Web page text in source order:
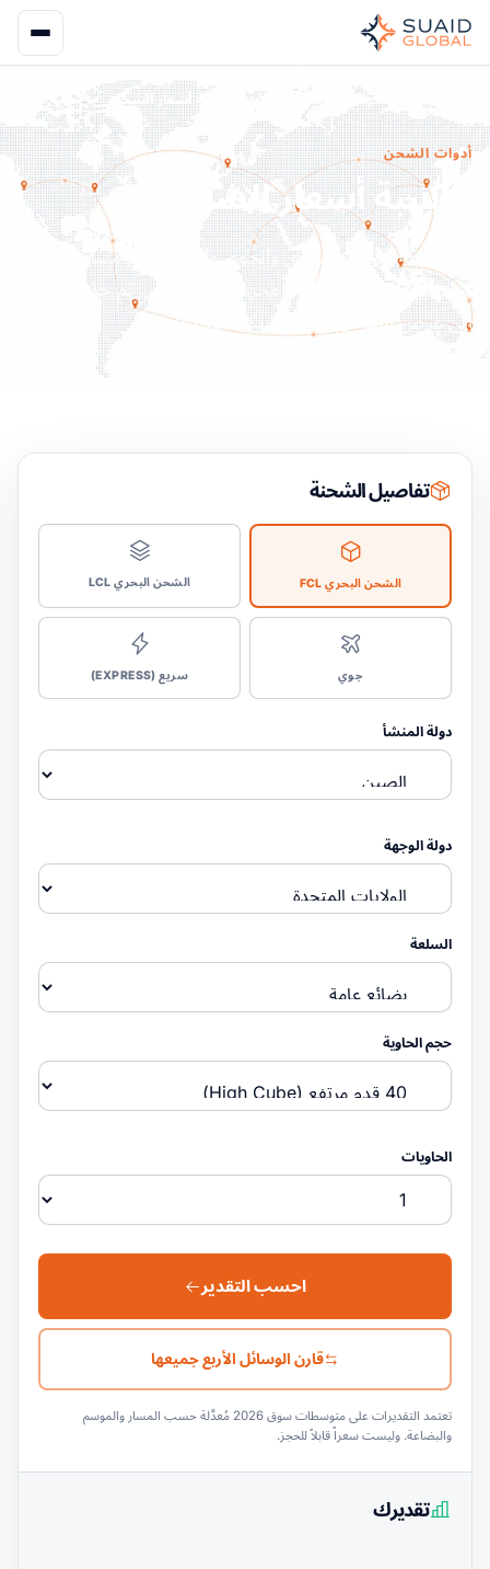
الأدوات والآلات الحاسبة حاسبة أسعار الشحن
أدوات الشحن
حاسبة أسعار الشحن
قدّر تكلفة الشحن البحري والجوي والسريع لأي مسار —
بتفصيل كامل للرسوم، لا مجرد سعر إجمالي. ثم حوّل التقدير
إلى عرض سعر نهائي من شبكة شركائنا.
تفاصيل الشحنة
الشحن البحري FCL الشحن البحري LCL
جوي سريع (EXPRESS)
دولة المنشأ
دولة الوجهة
السلعة
حجم الحاوية
الحاويات
احسب التقدير
قارن الوسائل الأربع جميعها
تعتمد التقديرات على متوسطات سوق 2026 مُعدَّلة حسب المسار والموسم
والبضاعة. وليست سعراً قابلاً للحجز.
تقديرك